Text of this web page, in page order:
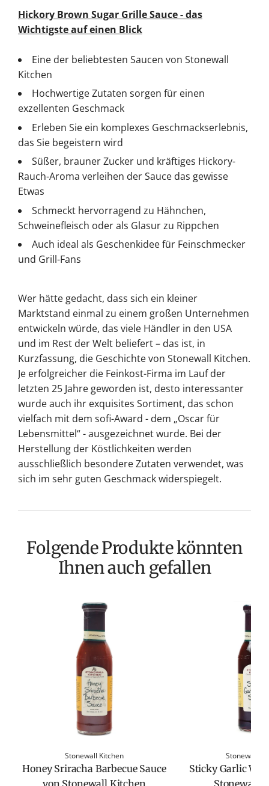
Hickory Brown Sugar Grille Sauce - das
Wichtigste auf einen Blick
Eine der beliebtesten Saucen von Stonewall
Kitchen
Hochwertige Zutaten sorgen für einen
exzellenten Geschmack
Erleben Sie ein komplexes Geschmackserlebnis,
das Sie begeistern wird
Süßer, brauner Zucker und kräftiges Hickory-
Rauch-Aroma verleihen der Sauce das gewisse
Etwas
Schmeckt hervorragend zu Hähnchen,
Schweinefleisch oder als Glasur zu Rippchen
Auch ideal als Geschenkidee für Feinschmecker
und Grill-Fans
Wer hätte gedacht, dass sich ein kleiner
Marktstand einmal zu einem großen Unternehmen
entwickeln würde, das viele Händler in den USA
und im Rest der Welt beliefert – das ist, in
Kurzfassung, die Geschichte von Stonewall Kitchen.
Je erfolgreicher die Feinkost-Firma im Lauf der
letzten 25 Jahre geworden ist, desto interessanter
wurde auch ihr exquisites Sortiment, das schon
vielfach mit dem sofi-Award - dem „Oscar für
Lebensmittel“ - ausgezeichnet wurde. Bei der
Herstellung der Köstlichkeiten werden
ausschließlich besondere Zutaten verwendet, was
sich im sehr guten Geschmack widerspiegelt.
Folgende Produkte könnten
Ihnen auch gefallen
Stonewall Kitchen
Honey Sriracha Barbecue Sauce
Stonewall
Sticky Garlic